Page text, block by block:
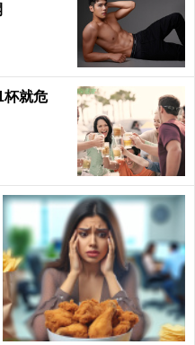
杯就危